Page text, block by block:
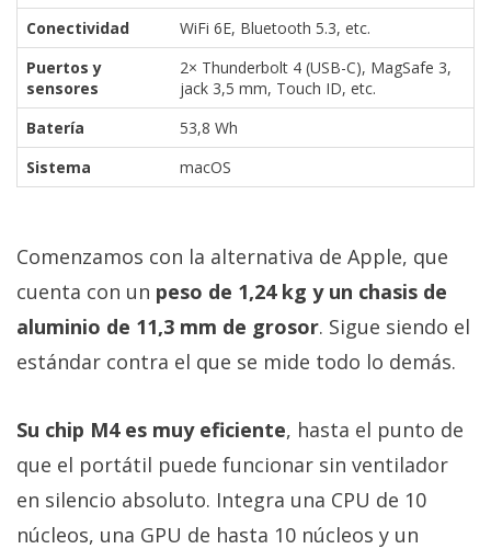
Conectividad
WiFi 6E, Bluetooth 5.3, etc.
Puertos y
sensores
2× Thunderbolt 4 (USB-C), MagSafe 3,
jack 3,5 mm, Touch ID, etc.
Batería
53,8 Wh
Sistema
macOS
Comenzamos con la alternativa de Apple, que
cuenta con un peso de 1,24 kg y un chasis de
aluminio de 11,3 mm de grosor. Sigue siendo el
estándar contra el que se mide todo lo demás.
Su chip M4 es muy eficiente, hasta el punto de
que el portátil puede funcionar sin ventilador
en silencio absoluto. Integra una CPU de 10
núcleos, una GPU de hasta 10 núcleos y un